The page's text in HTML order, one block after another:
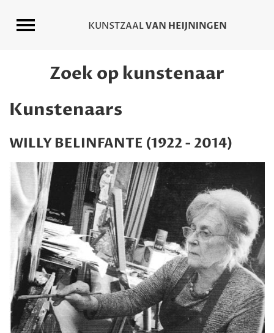
Zoek op kunstenaar
Kunstenaars
WILLY BELINFANTE (1922 - 2014)